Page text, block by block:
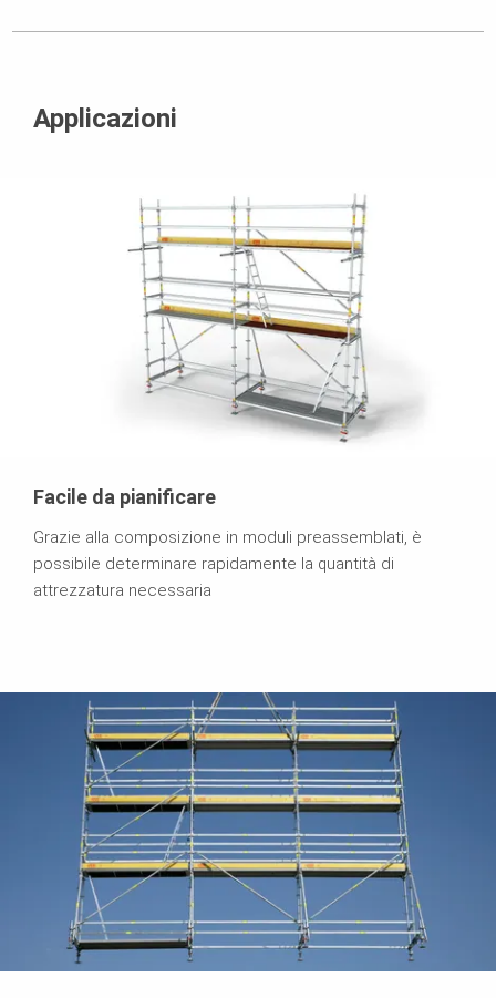
Applicazioni
Facile da pianificare
Grazie alla composizione in moduli preassemblati, è
possibile determinare rapidamente la quantità di
attrezzatura necessaria